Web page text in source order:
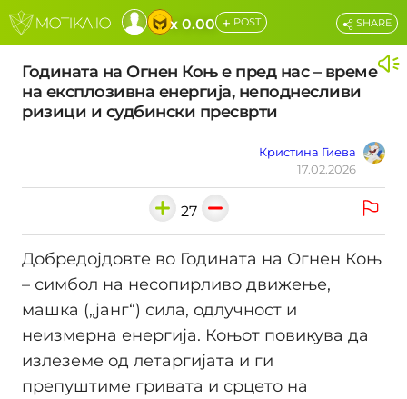
x 0.00 + POST
Годината на Огнен Коњ е пред нас – време
на експлозивна енергија, неподнесливи
ризици и судбински пресврти
Кристина Гиева
17.02.2026
SHARE
27
Добредојдовте во Годината на Огнен Коњ
– симбол на несопирливо движење,
машка („јанг“) сила, одлучност и
неизмерна енергија. Коњот повикува да
излеземе од летаргијата и ги
препуштиме гривата и срцето на